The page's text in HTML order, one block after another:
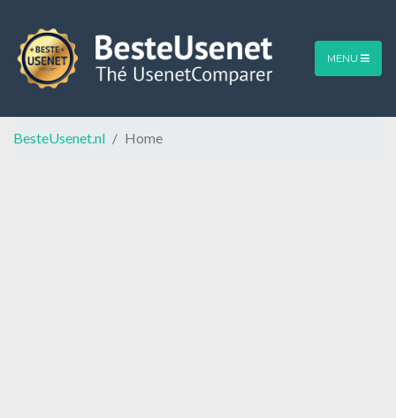
MENU
BesteUsenet.nl Home